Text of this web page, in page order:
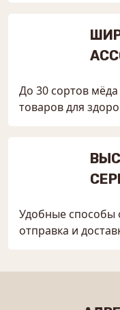
До 30 сортов
товаров для
Удобные способы
отправка и